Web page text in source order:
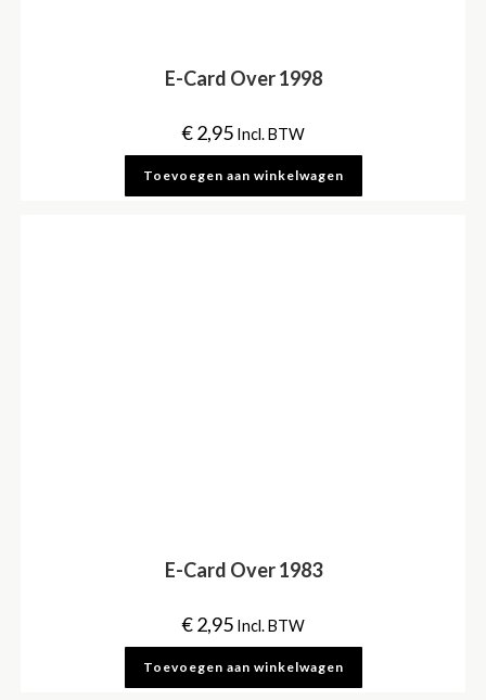
E-Card Over 1998
€2,95 Incl. BTW
Toevoegen aan winkelwagen
E-Card Over 1983
€2,95 Incl. BTW
Toevoegen aan winkelwagen